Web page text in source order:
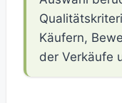
Käufern,
der Verkäufe